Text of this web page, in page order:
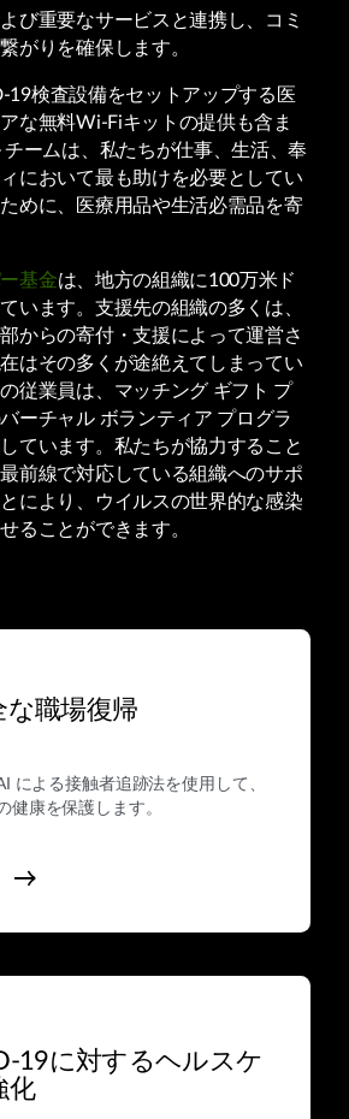
び重要なサービスと連携し、コミ
がりを確保します。
19検査設備をセットアップする医
な無料Wi-Fiキットの提供も含ま
ームは、私たちが仕事、生活、奉
において最も助けを必要としてい
めに、医療用品や生活必需品を寄
基金は、地方の組織に100万米ド
います。支援先の組織の多くは、
からの寄付・支援によって運営さ
はその多くが途絶えてしまってい
従業員は、マッチング ギフト プ
ーチャル ボランティア プログラ
ています。私たちが協力すること
前線で対応している組織へのサポ
により、ウイルスの世界的な感染
ることができます。
な職場復帰
による接触者追跡法を使用して、
健康を保護します。
19に対するヘルスケ
化